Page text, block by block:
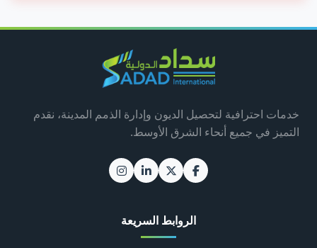
خدمات احترافية لتحصيل الديون وإدارة الذمم المدينة، نقدم
التميز في جميع أنحاء الشرق الأوسط.
الروابط السريعة